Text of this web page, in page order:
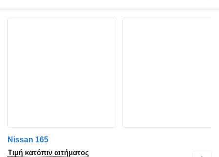
Nissan 165
Τιμή κατόπιν αιτήματος